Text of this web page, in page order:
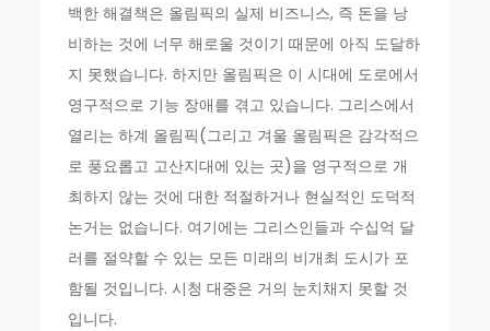
백한 해결책은 올림픽의 실제 비즈니스, 즉 돈을 낭
비하는 것에 너무 해로울 것이기 때문에 아직 도달하
지 못했습니다. 하지만 올림픽은 이 시대에 도로에서
영구적으로 기능 장애를 겪고 있습니다. 그리스에서
열리는 하계 올림픽(그리고 겨울 올림픽은 감각적으
로 풍요롭고 고산지대에 있는 곳)을 영구적으로 개
최하지 않는 것에 대한 적절하거나 현실적인 도덕적
논거는 없습니다. 여기에는 그리스인들과 수십억 달
러를 절약할 수 있는 모든 미래의 비개최 도시가 포
함될 것입니다. 시청 대중은 거의 눈치채지 못할 것
입니다.